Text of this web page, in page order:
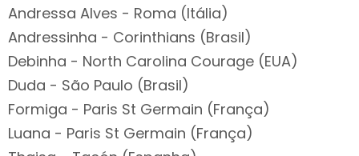
Andressa Alves - Roma (Itália)
Andressinha - Corinthians (Brasil)
Debinha - North Carolina Courage (EUA)
Duda - São Paulo (Brasil)
Formiga - Paris St Germain (França)
Luana - Paris St Germain (França)